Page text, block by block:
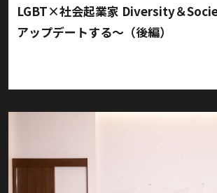
LGBT×社会起業家 Diversity＆
アップデートする～（後編）